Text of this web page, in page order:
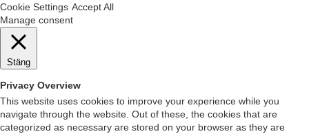
Cookie Settings Accept All
Manage consent
Stäng
Privacy Overview
This website uses cookies to improve your experience while you
navigate through the website. Out of these, the cookies that are
categorized as necessary are stored on your browser as they are